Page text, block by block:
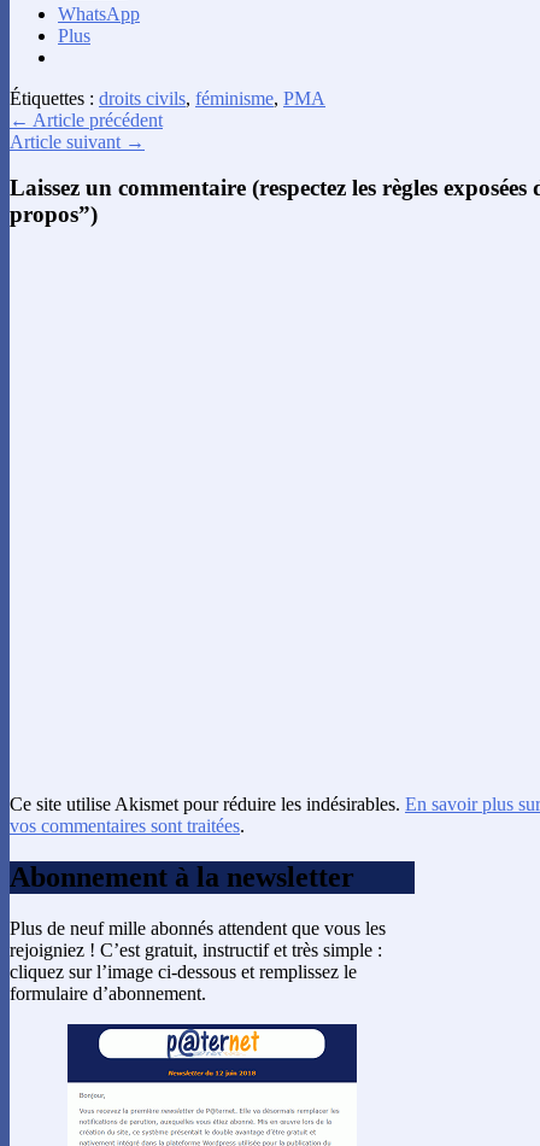
WhatsApp
Plus
Étiquettes : droits civils, féminisme, PMA
← Article précédent
Article suivant →
Laissez un commentaire (respectez les règles
propos”)
Ce site utilise Akismet pour réduire les indésirables. En savoir plus
vos commentaires sont traitées.
Abonnement à la newsletter
Plus de neuf mille abonnés attendent que vous les
rejoigniez ! C’est gratuit, instructif et très simple :
cliquez sur l’image ci-dessous et remplissez le
formulaire d’abonnement.